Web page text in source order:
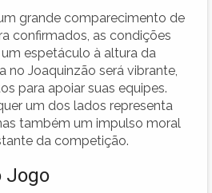
grande comparecimento de
confirmados, as condições
espetáculo à altura da
no Joaquinzão será vibrante,
para apoiar suas equipes.
um dos lados representa
também um impulso moral
da competição.
Jogo